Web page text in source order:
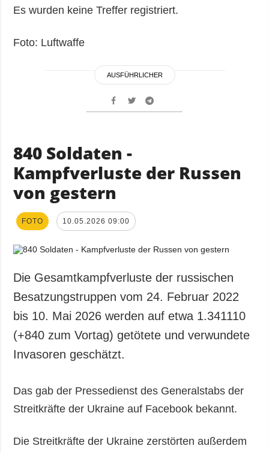
Es wurden keine Treffer registriert.
Foto: Luftwaffe
AUSFÜHRLICHER
840 Soldaten -
Kampfverluste der Russen
von gestern
FOTO 10.05.2026 09:00
Die Gesamtkampfverluste der russischen
Besatzungstruppen vom 24. Februar 2022
bis 10. Mai 2026 werden auf etwa 1.341110
(+840 zum Vortag) getötete und verwundete
Invasoren geschätzt.
Das gab der Pressedienst des Generalstabs der
Streitkräfte der Ukraine auf Facebook bekannt.
Die Streitkräfte der Ukraine zerstörten außerdem